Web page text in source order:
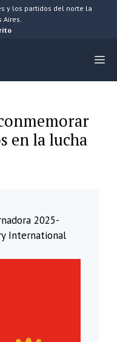
y los partidos del norte la
Aires.
en la lucha
2025-
International